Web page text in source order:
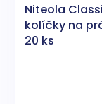
Niteola
kolíčky na
20 ks